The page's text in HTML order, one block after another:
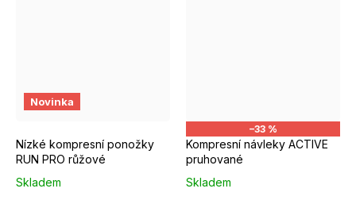
Novinka
Nízké kompresní ponožky
RUN PRO růžové
Skladem
EUR 37 - 39
–33 %
Kompresní návleky ACTIVE
pruhované
Skladem